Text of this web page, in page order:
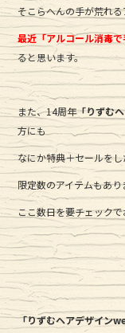
そこらへんの手が荒れ
最近「アルコール消毒で
ると思います。
また、14周年「りずむ
方にも
なにか特典＋セールを
限定数のアイテムもあ
ここ数日を要チェック
「りずむヘアデザイン